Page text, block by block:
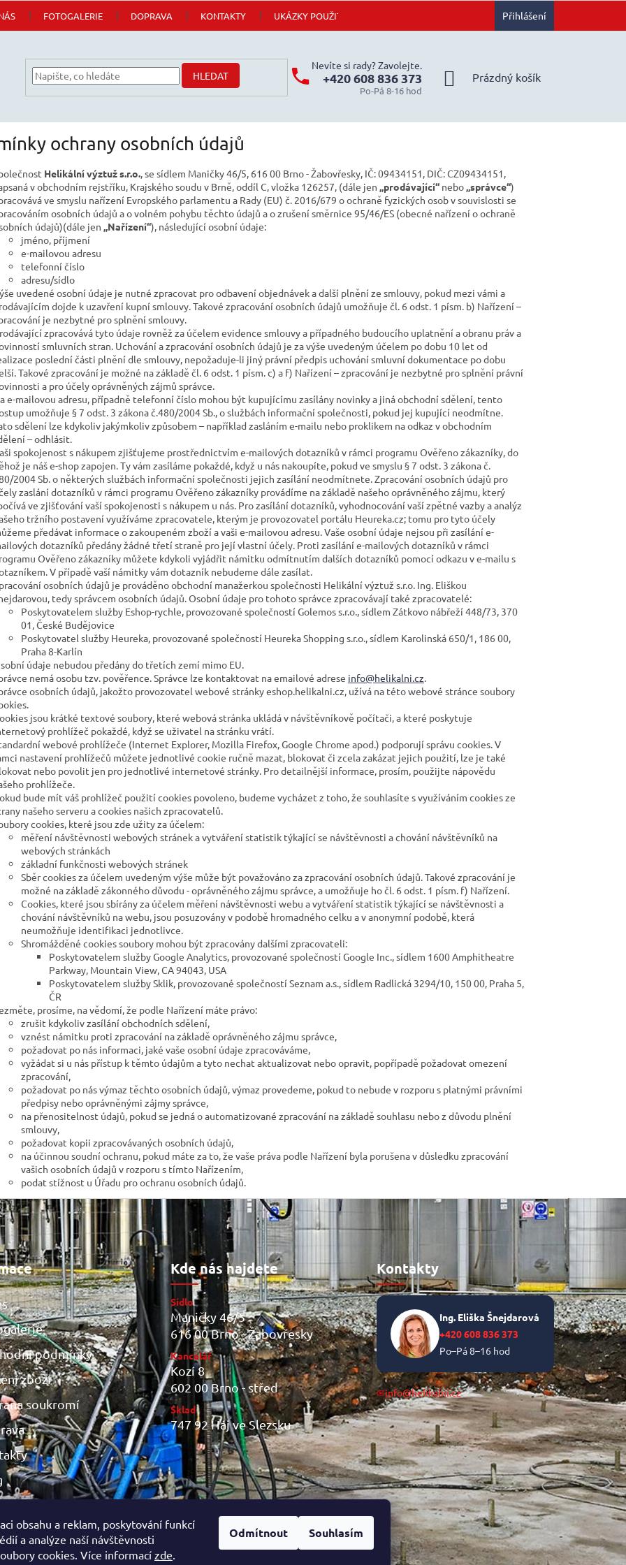
obsahu a reklam, poskytování funkcí
a analýze naší návštěvnosti
cookies. Více informací zde.
Odmítnout Souhlasím
FOTOGALERIE DOPRAVA KONTAKTY UKÁZKY POUŽITÍ OBCHODNÍ PODMÍNKY
Přihlášení
HLEDAT
Nevíte si rady? Zavolejte.
+420 608 836 373
Po-Pá 8-16 hod
NÁKUPNÍ
Prázdný košík
ochrany osobních údajů
Helikální výztuž s.r.o., se sídlem Maničky 46/5, 616 00 Brno - Žabovřesky, IČ: 09434151, DIČ: CZ09434151,
v obchodním rejstříku, Krajského soudu v Brně, oddíl C, vložka 126257, (dále jen „prodávající“ nebo„správce“)
ve smyslu nařízení Evropského parlamentu a Rady (EU) č. 2016/679 o ochraně fyzických osob v souvislosti se
osobních údajů a o volném pohybu těchto údajů a o zrušení směrnice 95/46/ES (obecné nařízení o ochraně
údajů)(dále jen „Nařízení“), následující osobní údaje:
jméno, příjmení
e-mailovou adresu
telefonní číslo
adresu/sídlo
uvedené osobní údaje je nutné zpracovat pro odbavení objednávek a další plnění ze smlouvy, pokud mezi vámi a
dojde k uzavření kupní smlouvy. Takové zpracování osobních údajů umožňuje čl. 6 odst. 1 písm. b) Nařízení –
je nezbytné pro splnění smlouvy.
zpracovává tyto údaje rovněž za účelem evidence smlouvy a případného budoucího uplatnění a obranu práv a
smluvních stran. Uchování a zpracování osobních údajů je za výše uvedeným účelem po dobu 10 let od
poslední části plnění dle smlouvy, nepožaduje-li jiný právní předpis uchování smluvní dokumentace po dobu
Takové zpracování je možné na základě čl. 6 odst. 1 písm. c) a f) Nařízení – zpracování je nezbytné pro splnění právní
a pro účely oprávněných zájmů správce.
e-mailovou adresu, případně telefonní číslo mohou být kupujícímu zasílány novinky a jiná obchodní sdělení, tento
umožňuje § 7 odst. 3 zákona č.480/2004 Sb., o službách informační společnosti, pokud jej kupující neodmítne.
sdělení lze kdykoliv jakýmkoliv způsobem – například zasláním e-mailu nebo proklikem na odkaz v obchodním
– odhlásit.
spokojenost s nákupem zjišťujeme prostřednictvím e-mailových dotazníků v rámci programu Ověřeno zákazníky, do
je náš e-shop zapojen. Ty vám zasíláme pokaždé, když u nás nakoupíte, pokud ve smyslu § 7 odst. 3 zákona č.
2004 Sb. o některých službách informační společnosti jejich zasílání neodmítnete. Zpracování osobních údajů pro
zaslání dotazníků v rámci programu Ověřeno zákazníky provádíme na základě našeho oprávněného zájmu, který
ve zjišťování vaší spokojenosti s nákupem u nás. Pro zasílání dotazníků, vyhodnocování vaší zpětné vazby a analýz
tržního postavení využíváme zpracovatele, kterým je provozovatel portálu Heureka.cz; tomu pro tyto účely
předávat informace o zakoupeném zboží a vaši e-mailovou adresu. Vaše osobní údaje nejsou při zasílání e-
dotazníků předány žádné třetí straně pro její vlastní účely. Proti zasílání e-mailových dotazníků v rámci
Ověřeno zákazníky můžete kdykoli vyjádřit námitku odmítnutím dalších dotazníků pomocí odkazu v e-mailu s
V případě vaší námitky vám dotazník nebudeme dále zasílat.
osobních údajů je prováděno obchodní manažerkou společnosti Helikální výztuž s.r.o. Ing. Eliškou
tedy správcem osobních údajů. Osobní údaje pro tohoto správce zpracovávají také zpracovatelé:
Poskytovatelem služby Eshop-rychle, provozované společností Golemos s.r.o., sídlem Zátkovo nábřeží 448/73, 370
01, České Budějovice
Poskytovatel služby Heureka, provozované společností Heureka Shopping s.r.o., sídlem Karolinská 650/1, 186 00,
Praha 8-Karlín
údaje nebudou předány do třetích zemí mimo EU.
nemá osobu tzv. pověřence. Správce lze kontaktovat na emailové adrese info@helikalni.cz.
osobních údajů, jakožto provozovatel webové stránky eshop.helikalni.cz, užívá na této webové stránce soubory
jsou krátké textové soubory, které webová stránka ukládá v návštěvníkově počítači, a které poskytuje
prohlížeč pokaždé, když se uživatel na stránku vrátí.
webové prohlížeče (Internet Explorer, Mozilla Firefox, Google Chrome apod.) podporují správu cookies. V
nastavení prohlížečů můžete jednotlivé cookie ručně mazat, blokovat či zcela zakázat jejich použití, lze je také
nebo povolit jen pro jednotlivé internetové stránky. Pro detailnější informace, prosím, použijte nápovědu
prohlížeče.
bude mít váš prohlížeč použití cookies povoleno, budeme vycházet z toho, že souhlasíte s využíváním cookies ze
našeho serveru a cookies našich zpracovatelů.
cookies, které jsou zde užity za účelem:
měření návštěvnosti webových stránek a vytváření statistik týkající se návštěvnosti a chování návštěvníků na
webových stránkách
základní funkčnosti webových stránek
Sběr cookies za účelem uvedeným výše může být považováno za zpracování osobních údajů. Takové zpracování je
možné na základě zákonného důvodu - oprávněného zájmu správce, a umožňuje ho čl. 6 odst. 1 písm. f) Nařízení.
Cookies, které jsou sbírány za účelem měření návštěvnosti webu a vytváření statistik týkající se návštěvnosti a
chování návštěvníků na webu, jsou posuzovány v podobě hromadného celku a v anonymní podobě, která
neumožňuje identifikaci jednotlivce.
Shromážděné cookies soubory mohou být zpracovány dalšími zpracovateli:
Poskytovatelem služby Google Analytics, provozované společností Google Inc., sídlem 1600 Amphitheatre
Parkway, Mountain View, CA 94043, USA
Poskytovatelem služby Sklik, provozované společností Seznam a.s., sídlem Radlická 3294/10, 150 00, Praha 5,
ČR
prosíme, na vědomí, že podle Nařízení máte právo:
zrušit kdykoliv zasílání obchodních sdělení,
vznést námitku proti zpracování na základě oprávněného zájmu správce,
požadovat po nás informaci, jaké vaše osobní údaje zpracováváme,
vyžádat si u nás přístup k těmto údajům a tyto nechat aktualizovat nebo opravit, popřípadě požadovat omezení
zpracování,
požadovat po nás výmaz těchto osobních údajů, výmaz provedeme, pokud to nebude v rozporu s platnými právními
předpisy nebo oprávněnými zájmy správce,
na přenositelnost údajů, pokud se jedná o automatizované zpracování na základě souhlasu nebo z důvodu plnění
smlouvy,
požadovat kopii zpracovávaných osobních údajů,
na účinnou soudní ochranu, pokud máte za to, že vaše práva podle Nařízení byla porušena v důsledku zpracování
vašich osobních údajů v rozporu s tímto Nařízením,
podat stížnost u Úřadu pro ochranu osobních údajů.
podmínky
zboží
soukromí
Kde nás najdete
Sídlo
Maničky 46/5
616 00 Brno - Žabovřesky
Kancelář
Kozí 8
602 00 Brno - střed
Sklad
747 92 Háj ve Slezsku
Kontakty
Ing. Eliška Šnejdarová
+420 608 836 373
Po–Pá 8–16 hod
✉info@helikalni.cz